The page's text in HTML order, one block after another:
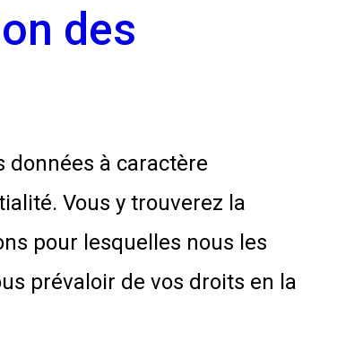
des
données à caractère
Vous y trouverez la
pour lesquelles nous les
prévaloir de vos droits en la